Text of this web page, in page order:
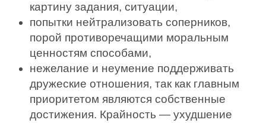
картину задания, ситуации,
попытки нейтрализовать соперников,
порой противоречащими моральным
ценностям способами,
нежелание и неумение поддерживать
дружеские отношения, так как главным
приоритетом являются собственные
достижения. Крайность — ухудшение